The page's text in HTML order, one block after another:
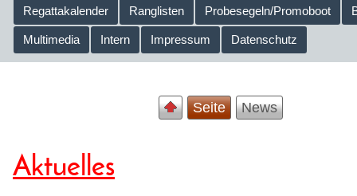
Regattakalender Ranglisten Probesegeln/Promoboot
Multimedia Intern Impressum Datenschutz
Seite News
Aktuelles